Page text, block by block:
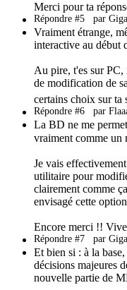
Merci pour ta
Répondre #5 par
Vraiment étrange,
interactive au début
Au pire, t'es sur
de modification de
certains choix sur ta
Répondre #6 par
La BD ne me
vraiment comme un
Je vais
utilitaire pour
clairement comme
envisagé cette
Encore merci !!
Répondre #7 par
Et bien si : à la
décisions majeures
nouvelle partie de